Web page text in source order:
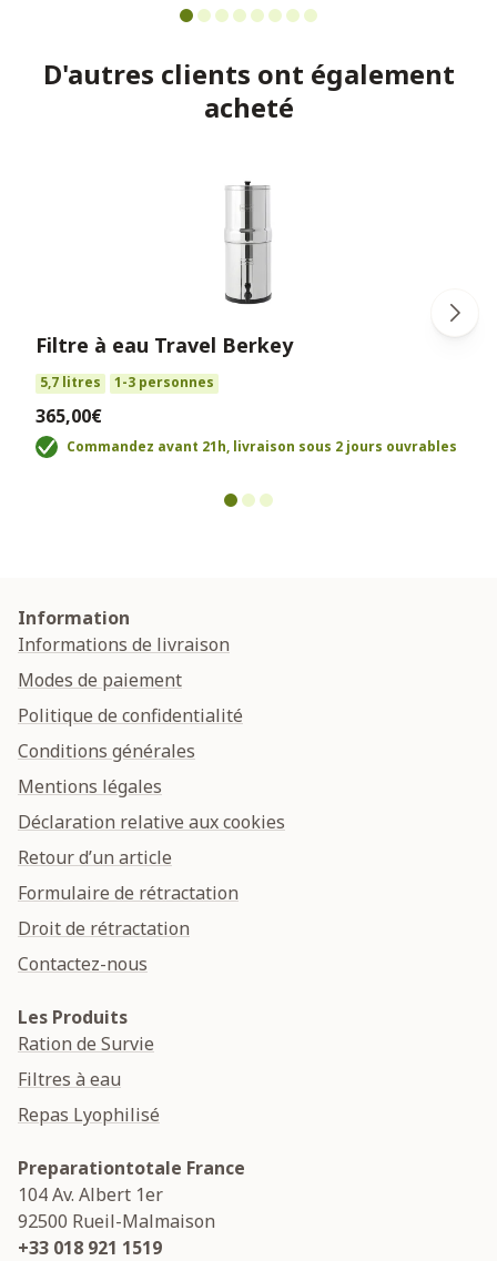
D'autres clients ont également
acheté
Filtre à eau Travel Berkey
5,7 litres 1-3 personnes
365,00€
Commandez avant 21h, livraison sous 2 jours ouvrables
Information
Informations de livraison
Modes de paiement
Politique de confidentialité
Conditions générales
Mentions légales
Déclaration relative aux cookies
Retour d’un article
Formulaire de rétractation
Droit de rétractation
Contactez-nous
Les Produits
Ration de Survie
Filtres à eau
Repas Lyophilisé
Preparationtotale France
104 Av. Albert 1er
92500 Rueil-Malmaison
+33 018 921 1519